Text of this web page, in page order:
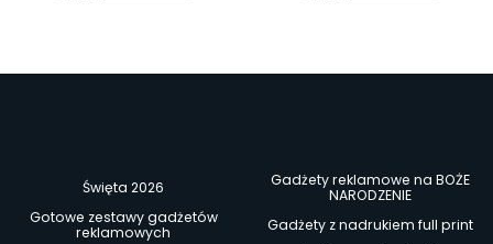
Święta 2026
Gadżety reklamowe na BOŻE
NARODZENIE
Gotowe zestawy gadżetów
reklamowych
Gadżety z nadrukiem full print